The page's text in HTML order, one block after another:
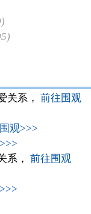
关系， 前往围观
观>>>
系， 前往围观